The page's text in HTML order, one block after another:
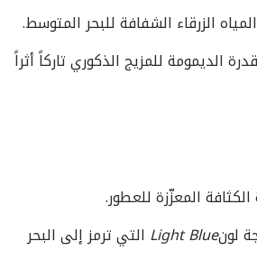
الزرقاء الشفافة للبحر المتوسط.
الديمومة للمزيج الذكوري تاركاً أثراً
المعزّزة للعطور.
لونLight Blue التي ترمز إلى البحر